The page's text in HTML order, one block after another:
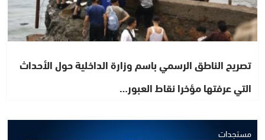
تصريح الناطق الرسمي باسم وزارة الداخلية حول الأحداث
التي عرفتها مؤخرا نقاط العبور…
مستجدات